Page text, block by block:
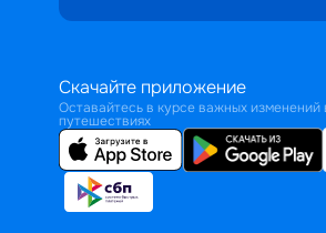
Скачайте приложение
Оставайтесь в курсе важных изменений
путешествиях